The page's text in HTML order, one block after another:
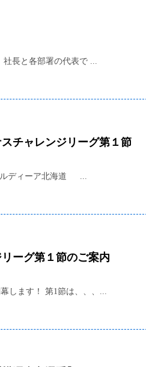
社長と各部署の代表で ...
スチャレンジリーグ第１節
ルディーア北海道 ...
ーグ第１節のご案内
します！ 第1節は、、、...